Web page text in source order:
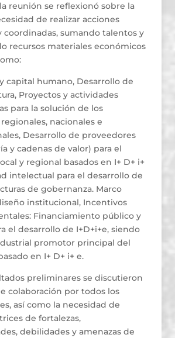
reunión se reflexionó sobre la
de realizar acciones
coordinadas, sumando talentos y
recursos materiales económicos
capital humano, Desarrollo de
Proyectos y actividades
para la solución de los
nacionales e
Desarrollo de proveedores
y cadenas de valor) para el
y regional basados en I+ D+ i+
intelectual para el desarrollo de
de gobernanza. Marco
institucional, Incentivos
Financiamiento público y
el desarrollo de I+D+i+e, siendo
promotor principal del
en I+ D+ i+ e.
preliminares se discutieron
colaboración por todos los
así como la necesidad de
de fortalezas,
debilidades y amenazas de